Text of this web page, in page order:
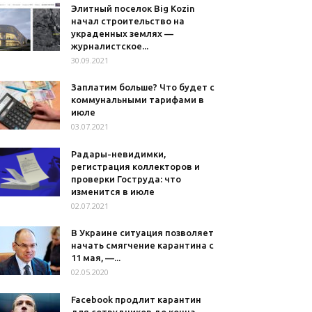
Элитный поселок Big Kozin
начал строительство на
украденных землях —
журналистское...
30.09.2021
Заплатим больше? Что будет с
коммунальными тарифами в
июле
03.07.2021
Радары-невидимки,
регистрация коллекторов и
проверки Гоструда: что
изменится в июле
02.07.2021
В Украине ситуация позволяет
начать смягчение карантина с
11 мая, —...
02.05.2020
Facebook продлит карантин